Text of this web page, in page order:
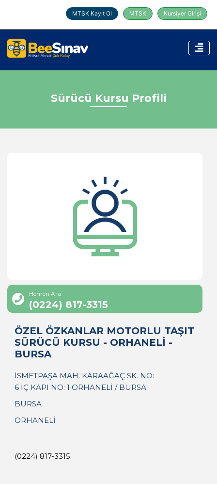
MTSK Kayıt Ol MTSK Kursiyer Girişi
Sürücü Kursu Profili
Hemen Ara
(0224) 817-3315
ÖZEL ÖZKANLAR MOTORLU TAŞIT
SÜRÜCÜ KURSU - ORHANELİ -
BURSA
İSMETPAŞA MAH. KARAAĞAÇ SK. NO:
6 İÇ KAPI NO: 1 ORHANELİ / BURSA
BURSA
ORHANELİ
(0224) 817-3315